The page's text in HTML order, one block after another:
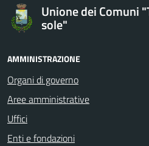
Unione dei Comuni
sole"
AMMINISTRAZIONE
Organi di governo
Aree amministrative
Uffici
Enti e fondazioni